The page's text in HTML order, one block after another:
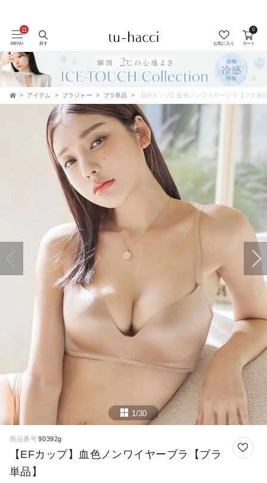
会員登録で今すぐ使えるポイントプレゼント！
MENU 探す お気に入り カート
0
アイテム ブラジャー ブラ単品 【EFカップ】血色ノンワイヤーブラ【ブラ単
1/30
商品番号 90392g
【EFカップ】血色ノンワイヤーブラ【ブラ
単品】